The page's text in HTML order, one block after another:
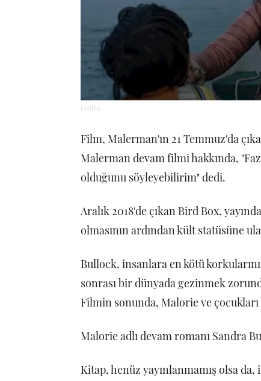
Netflix
Film, Malerman'ın 21 Temmuz'da
Malerman devam filmi hakkında,
olduğunu söyleyebilirim" dedi.
Aralık 2018'de çıkan Bird Box,
olmasının ardından kült statüsüne
Bullock, insanlara en kötü
sonrası bir dünyada gezinmek
Filmin sonunda, Malorie ve
Malorie adlı devam romanı Sandra
Kitap, henüz yayınlanmamış olsa